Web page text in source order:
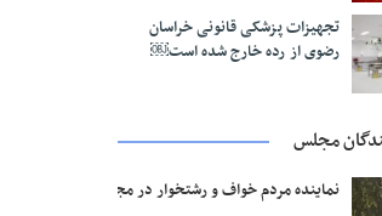
تجهیزات پزشکی قانونی خراسان
رضوی از رده خارج شده است￼
مجلس
نماینده مردم خواف و رشتخوار در مجلس: تا وقتی